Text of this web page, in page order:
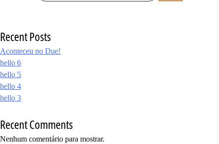
Recent Posts
Aconteceu no Due!
hello 6
hello 5
hello 4
hello 3
Recent Comments
Nenhum comentário para mostrar.